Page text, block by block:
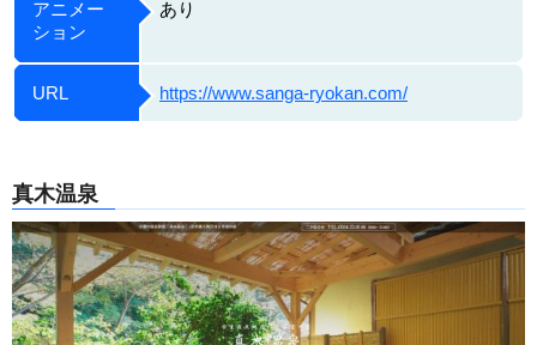
アニメー
ション
あり
URL https://www.sanga-ryokan.com/
真木温泉